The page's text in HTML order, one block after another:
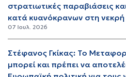
στρατιωτικές παραβιάσεις
κατά κυανόκρανων στη
07 Ιουλ. 2026
Στέφανος Γκίκας: Το
μπορεί και πρέπει να